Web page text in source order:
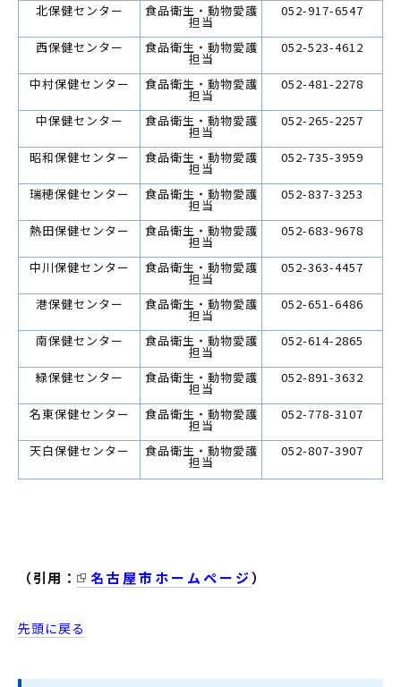
北保健センター 食品衛生・動物愛護
担当
052-917-6547
西保健センター 食品衛生・動物愛護
担当
052-523-4612
中村保健センター 食品衛生・動物愛護
担当
052-481-2278
中保健センター 食品衛生・動物愛護
担当
052-265-2257
昭和保健センター 食品衛生・動物愛護
担当
052-735-3959
瑞穂保健センター 食品衛生・動物愛護
担当
052-837-3253
熱田保健センター 食品衛生・動物愛護
担当
052-683-9678
中川保健センター 食品衛生・動物愛護
担当
052-363-4457
港保健センター 食品衛生・動物愛護
担当
052-651-6486
南保健センター 食品衛生・動物愛護
担当
052-614-2865
緑保健センター 食品衛生・動物愛護
担当
052-891-3632
名東保健センター 食品衛生・動物愛護
担当
052-778-3107
天白保健センター 食品衛生・動物愛護
担当
052-807-3907
（引用： 名古屋市ホームページ）
先頭に戻る